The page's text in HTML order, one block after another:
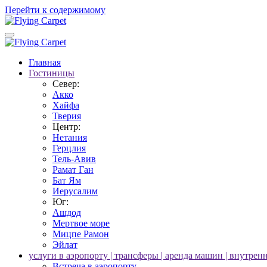
Перейти к содержимому
Главная
Гостиницы
Север:
Акко
Хайфа
Тверия
Центр:
Нетания
Герцлия
Тель-Авив
Рамат Ган
Бат Ям
Иерусалим
Юг:
Ашдод
Мертвое море
Мицпе Рамон
Эйлат
услуги в аэропорту | трансферы | аренда машин |